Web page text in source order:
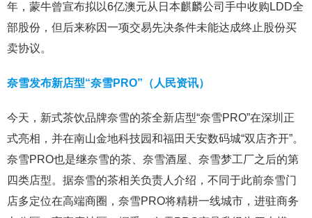
年，蒙牛曾宣布拟以6亿澳元从日本麒麟公司手中收购LDD全
部股份，但后来称因一项交易先决条件未能达成终止股份买
卖协议。
奈雪发布新店型“奈雪PRO”（人民资讯）
今天，新式茶饮品牌奈雪的茶全新店型“奈雪PRO”在深圳正
式亮相，并在南山金地科技园和福田天安数码城“双店齐开”。
奈雪PRO也是继奈雪的茶、奈雪酒屋、奈雪梦工厂之后的第
四类店型。据奈雪的茶相关负责人介绍，不同于此前奈雪门
店多定位在高端商圈，奈雪PRO将精耕一线城市，进驻商务